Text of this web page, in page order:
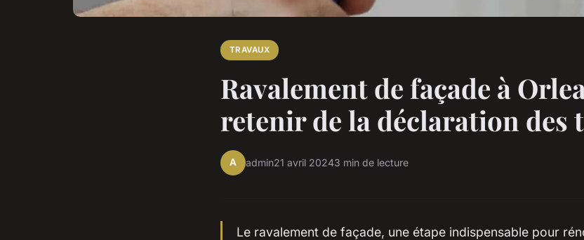
TRAVAUX
Ravalement de façade à
retenir de la déclaration des
A admin21 avril 20243 min de lecture
Le ravalement de façade, une étape indispensable pour